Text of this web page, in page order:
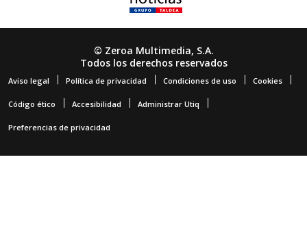
© Zeroa Multimedia, S.A.
Todos los derechos reservados
Aviso legal Política de privacidad Condiciones de uso Cookies
Código ético Accesibilidad Administrar Utiq
Preferencias de privacidad